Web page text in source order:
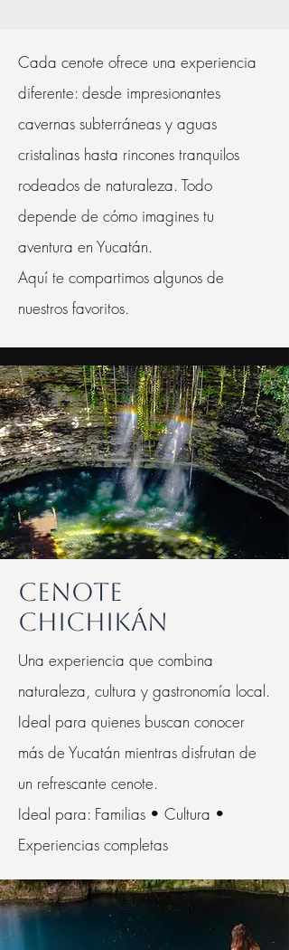
Cada cenote ofrece una experiencia
diferente: desde impresionantes
cavernas subterráneas y aguas
cristalinas hasta rincones tranquilos
rodeados de naturaleza. Todo
depende de cómo imagines tu
aventura en Yucatán.
Aquí te compartimos algunos de
nuestros favoritos.
Cenote
Chichikán
Una experiencia que combina
naturaleza, cultura y gastronomía local.
Ideal para quienes buscan conocer
más de Yucatán mientras disfrutan de
un refrescante cenote.
Ideal para: Familias • Cultura •
Experiencias completas